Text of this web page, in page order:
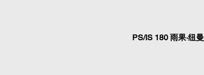
PS/IS 180 雨果·纽曼